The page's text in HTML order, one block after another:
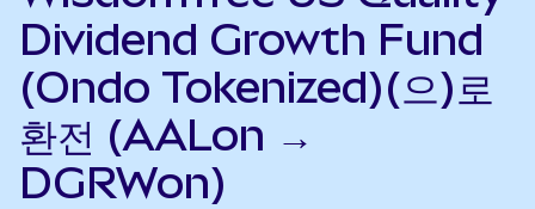
Dividend Growth Fund
(Ondo Tokenized)(으)로
환전 (AALon →
DGRWon)